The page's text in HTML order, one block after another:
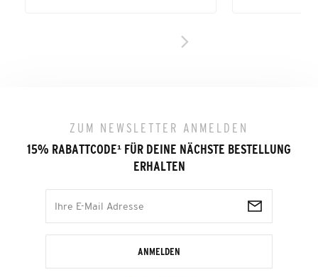
ZUM NEWSLETTER ANMELDEN
15% RABATTCODE¹ FÜR DEINE NÄCHSTE BESTELLUNG
ERHALTEN
ANMELDEN